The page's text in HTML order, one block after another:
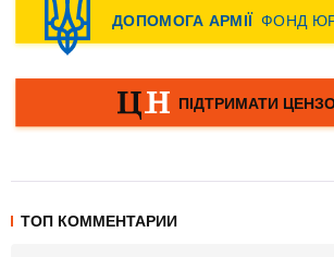
ТОП КОММЕНТАРИИ